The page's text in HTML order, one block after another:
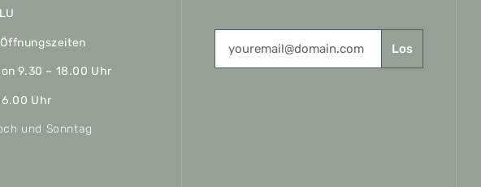
9.30 – 18.00 Uhr
Uhr
und Sonntag
Los